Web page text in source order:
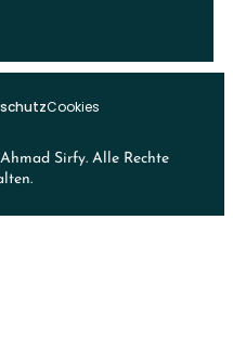
Cookies
Sirfy. Alle Rechte